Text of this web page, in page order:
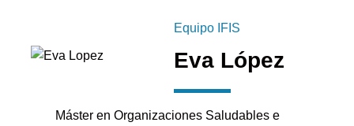
Equipo IFIS
Eva López
Máster en Organizaciones Saludables e